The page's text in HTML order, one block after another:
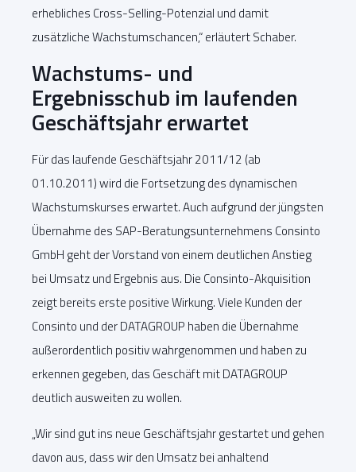
erhebliches Cross-Selling-Potenzial und damit
zusätzliche Wachstumschancen,“ erläutert Schaber.
Wachstums- und
Ergebnisschub im laufenden
Geschäftsjahr erwartet
Für das laufende Geschäftsjahr 2011/12 (ab
01.10.2011) wird die Fortsetzung des dynamischen
Wachstumskurses erwartet. Auch aufgrund der jüngsten
Übernahme des SAP-Beratungsunternehmens Consinto
GmbH geht der Vorstand von einem deutlichen Anstieg
bei Umsatz und Ergebnis aus. Die Consinto-Akquisition
zeigt bereits erste positive Wirkung. Viele Kunden der
Consinto und der DATAGROUP haben die Übernahme
außerordentlich positiv wahrgenommen und haben zu
erkennen gegeben, das Geschäft mit DATAGROUP
deutlich ausweiten zu wollen.
„Wir sind gut ins neue Geschäftsjahr gestartet und gehen
davon aus, dass wir den Umsatz bei anhaltend